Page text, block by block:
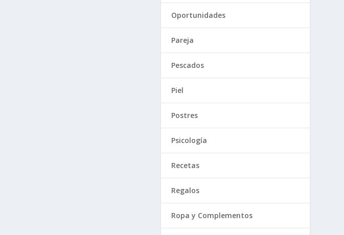
Oportunidades
Pareja
Pescados
Piel
Postres
Psicología
Recetas
Regalos
Ropa y Complementos